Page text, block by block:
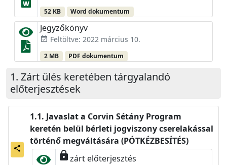
52 KB Word dokumentum
Jegyzőkönyv
event_available Feltöltve: 2022 március 10.
2 MB PDF dokumentum
Zárt ülés keretében tárgyalandó
előterjesztések
share
Javaslat a Corvin Sétány Program
keretén belül bérleti jogviszony cserelakással
történő megváltására (PÓTKÉZBESÍTÉS)
lockzárt előterjesztés